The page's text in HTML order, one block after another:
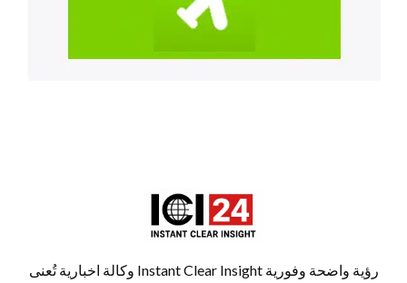
رؤية واضحة وفورية Instant Clear Insight وكالة اخبارية تُعنى